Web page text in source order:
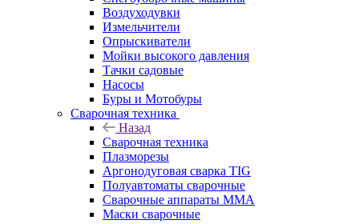
Воздуходувки
Измельчители
Опрыскиватели
Мойки высокого давления
Тачки садовые
Насосы
Буры и Мотобуры
Сварочная техника
Назад
Сварочная техника
Плазморезы
Аргонодуговая сварка TIG
Полуавтоматы сварочные
Сварочные аппараты ММА
Маски сварочные